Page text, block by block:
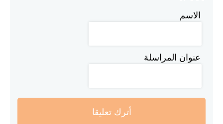
الاسم
عنوان المراسلة
أترك تعليقا